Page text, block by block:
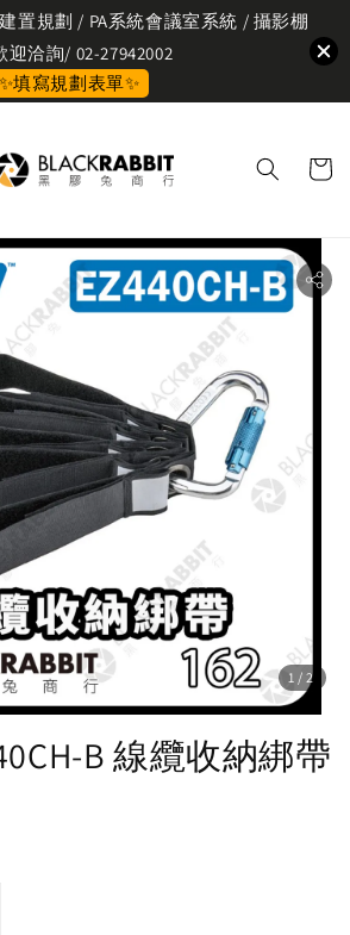
置規劃 / PA系統會議室系統 / 攝影棚
迎洽詢/ 02-27942002
✨填寫規劃表單✨
1 /2
B 線纜收納綁帶